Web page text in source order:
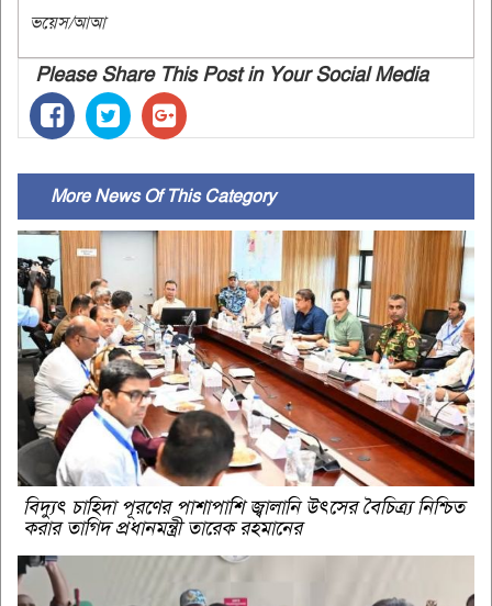
ভয়েস/আআ
Please Share This Post in Your Social Media
More News Of This Category
বিদ্যুৎ চাহিদা পূরণের পাশাপাশি জ্বালানি উৎসের বৈচিত্র্য নিশ্চিত
করার তাগিদ প্রধানমন্ত্রী তারেক রহমানের